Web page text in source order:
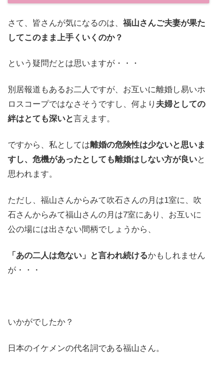
さて、皆さんが気になるのは、 福山さんご夫妻が果た
してこのまま上手くいくのか？
という疑問だとは思いますが・・・
別居報道もあるお二人ですが、お互いに離婚し易いホ
ロスコープではなさそうですし、何より 夫婦としての
絆はとても深いと言えます。
ですから、私としては離婚の危険性は少ないと思いま
すし、危機があったとしても離婚はしない方が良いと
思われます。
ただし、福山さんからみて吹石さんの月は1室に、吹
石さんからみて福山さんの月は7室にあり、お互いに
公の場には出さない間柄でしょうから、
「あの二人は危ない」と言われ続けるかもしれません
が・・・
いかがでしたか？
日本のイケメンの代名詞である福山さん。